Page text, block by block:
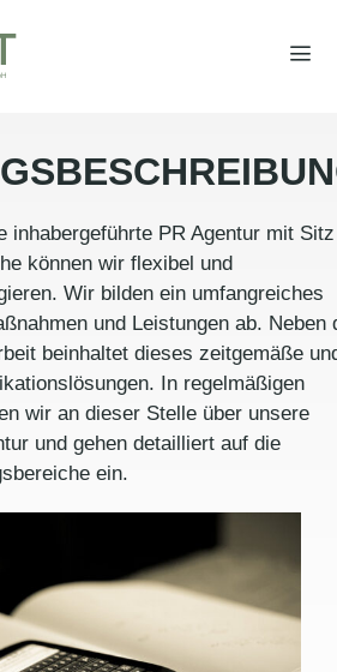
inhabergeführte PR Agentur mit
können wir flexibel und
Wir bilden ein umfangreiches
und Leistungen ab. Neben
beinhaltet dieses zeitgemäße
In regelmäßigen
wir an dieser Stelle über unsere
und gehen detailliert auf die
ein.